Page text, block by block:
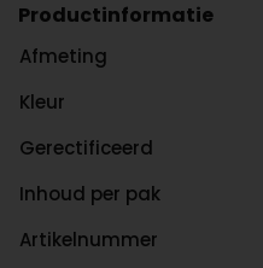
30x60cm
aantal
Productinformatie
Afmeting
Kleur
Gerectificeerd
Inhoud per pak
Artikelnummer